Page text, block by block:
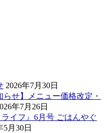
2026年7月30日
らせ】メニュー価格改定・
年7月26日
イフ』6月号 ごはんやぐ
5月30日